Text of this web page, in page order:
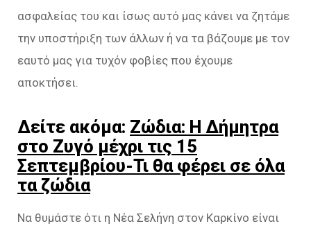
ασφαλείας του και ίσως αυτό μας κάνει να ζητάμε
την υποστήριξη των άλλων ή να τα βάζουμε με τον
εαυτό μας για τυχόν φοβίες που έχουμε
αποκτήσει.
Δείτε ακόμα: Ζώδια: Η Δήμητρα
στο Ζυγό μέχρι τις 15
Σεπτεμβρίου-Τι θα φέρει σε όλα
τα ζώδια
Να θυμάστε ότι η Νέα Σελήνη στον Καρκίνο είναι